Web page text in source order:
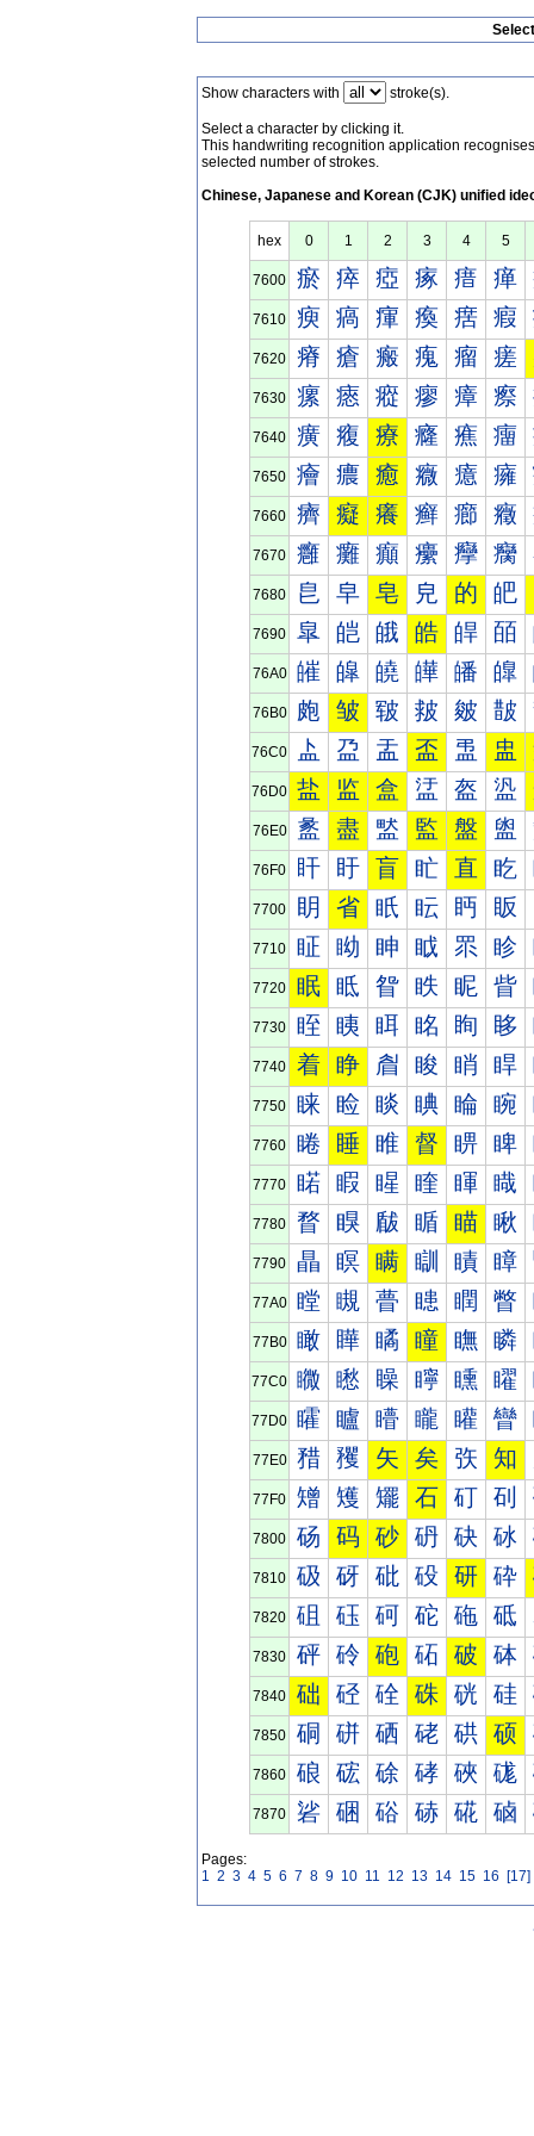
Show characters with stroke(s).
Select a character by clicking it.
This handwriting recognition application
selected number of strokes.
Chinese, Japanese and Korean (CJK) unified
hex 0 1 2 3 4 5
7600 瘀 瘁 瘂 瘃 瘄 瘅
7610 瘐 瘑 瘒 瘓 瘔 瘕
7620 瘠 瘡 瘢 瘣 瘤 瘥
7630 瘰 瘱 瘲 瘳 瘴 瘵
7640 癀 癁 療 癃 癄 癅
7650 癐 癑 癒 癓 癔 癕
7660 癠 癡 癢 癣 癤 癥
7670 癰 癱 癲 癳 癴 癵
7680 皀 皁 皂 皃 的 皅
7690 皐 皑 皒 皓 皔 皕
76A0 皠 皡 皢 皣 皤 皥
76B0 皰 皱 皲 皳 皴 皵
76C0 盀 盁 盂 盃 盄 盅
76D0 盐 监 盒 盓 盔 盕
76E0 盠 盡 盢 監 盤 盥
76F0 盰 盱 盲 盳 直 盵
7700 眀 省 眂 眃 眄 眅
7710 眐 眑 眒 眓 眔 眕
7720 眠 眡 眢 眣 眤 眥
7730 眰 眱 眲 眳 眴 眵
7740 着 睁 睂 睃 睄 睅
7750 睐 睑 睒 睓 睔 睕
7760 睠 睡 睢 督 睤 睥
7770 睰 睱 睲 睳 睴 睵
7780 瞀 瞁 瞂 瞃 瞄 瞅
7790 瞐 瞑 瞒 瞓 瞔 瞕
77A0 瞠 瞡 瞢 瞣 瞤 瞥
77B0 瞰 瞱 瞲 瞳 瞴 瞵
77C0 矀 矁 矂 矃 矄 矅
77D0 矐 矑 矒 矓 矔 矕
77E0 矠 矡 矢 矣 矤 知
77F0 矰 矱 矲 石 矴 矵
7800 砀 码 砂 砃 砄 砅
7810 砐 砑 砒 砓 研 砕
7820 砠 砡 砢 砣 砤 砥
7830 砰 砱 砲 砳 破 砵
7840 础 硁 硂 硃 硄 硅
7850 硐 硑 硒 硓 硔 硕
7860 硠 硡 硢 硣 硤 硥
7870 硰 硱 硲 硳 硴 硵
Pages:
1 2 3 4 5 6 7 8 9 10 11 12 13 14 15 16 [17]